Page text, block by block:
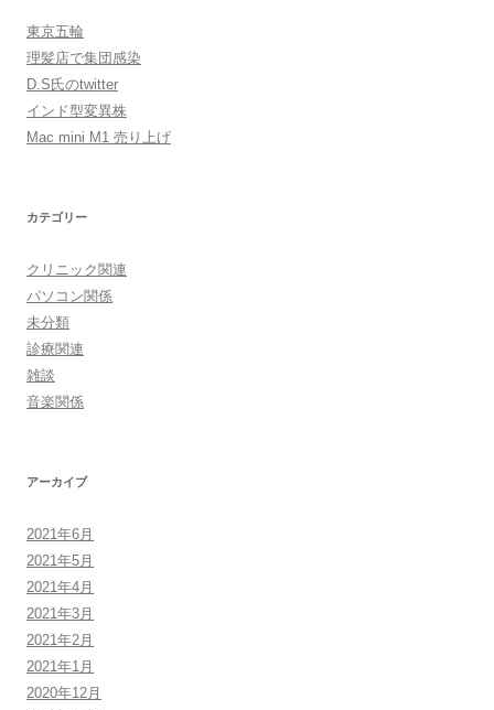
東京五輪
理髪店で集団感染
D.S氏のtwitter
インド型変異株
Mac mini M1 売り上げ
カテゴリー
クリニック関連
パソコン関係
未分類
診療関連
雑談
音楽関係
アーカイブ
2021年6月
2021年5月
2021年4月
2021年3月
2021年2月
2021年1月
2020年12月